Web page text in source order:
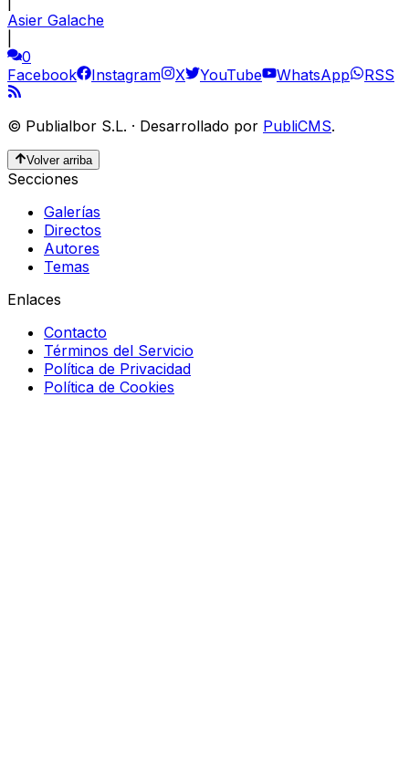
Asier Galache
0
Facebook
Instagram X YouTube WhatsApp RSS
© Publialbor S.L. · Desarrollado por PubliCMS.
Volver arriba
Secciones
Galerías
Directos
Autores
Temas
Enlaces
Contacto
Términos del Servicio
Política de Privacidad
Política de Cookies